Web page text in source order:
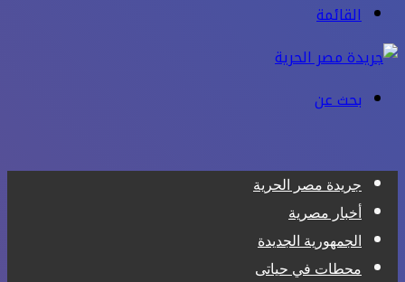
القائمة
بحث عن
جريدة مصر الحرية
أخبار مصرية
الجمهورية الجديدة
محطات في حياتى